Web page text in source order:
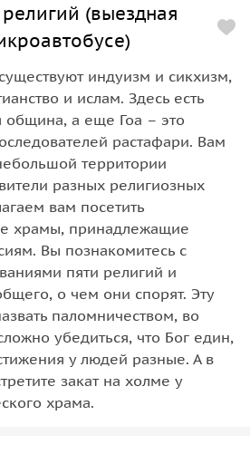
(выездная
индуизм и сикхизм,
и ислам. Здесь есть
община, а еще Гоа – это
растафари. Вам
территории
разных религиозных
вам посетить
храмы, принадлежащие
Вы познакомитесь с
пяти религий и
о чем они спорят. Эту
паломничеством, во
убедиться, что Бог един,
у людей разные. А в
закат на холме у
храма.